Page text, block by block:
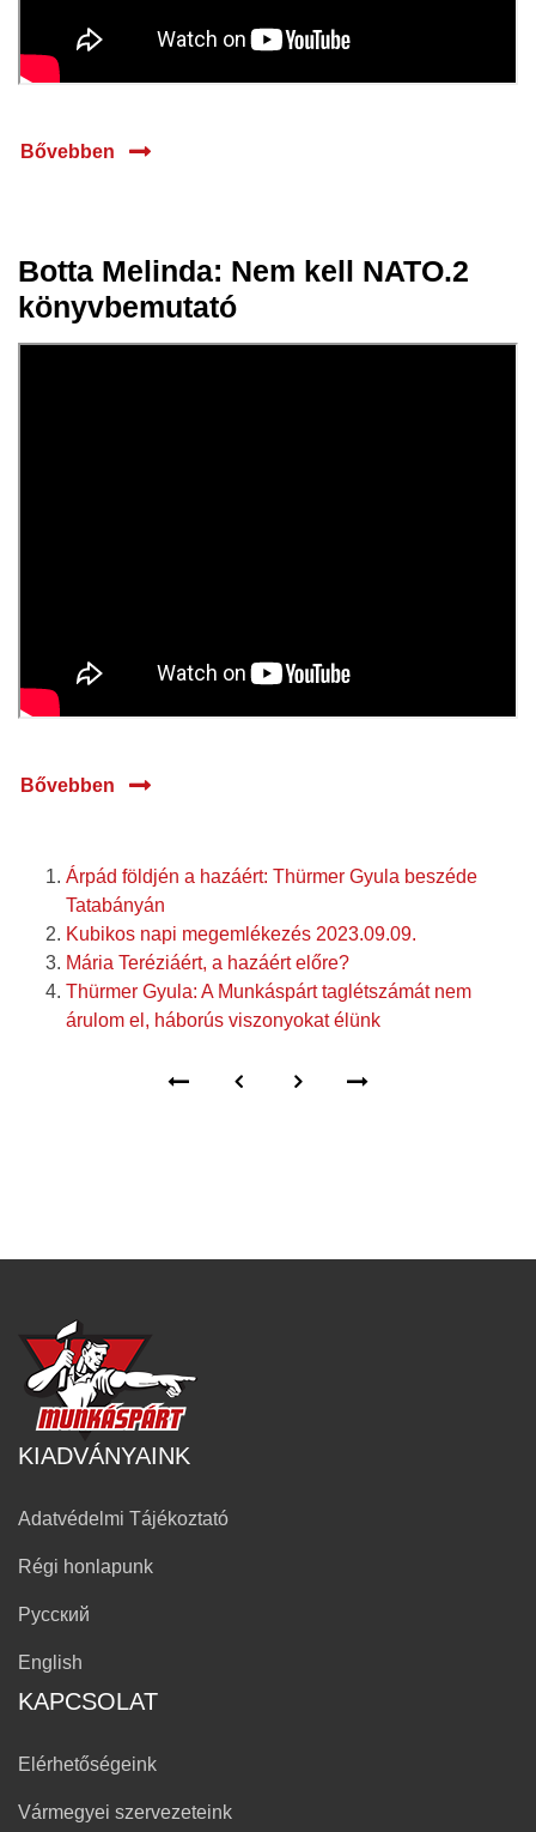
Bővebben
19 szept.
2023
Botta Melinda: Nem kell NATO.2
könyvbemutató
Bővebben
Árpád földjén a hazáért: Thürmer Gyula beszéde
Tatabányán
Kubikos napi megemlékezés 2023.09.09.
Mária Teréziáért, a hazáért előre?
Thürmer Gyula: A Munkáspárt taglétszámát nem
árulom el, háborús viszonyokat élünk
KIADVÁNYAINK
Adatvédelmi Tájékoztató
Régi honlapunk
Русский
English
KAPCSOLAT
Elérhetőségeink
Vármegyei szervezeteink